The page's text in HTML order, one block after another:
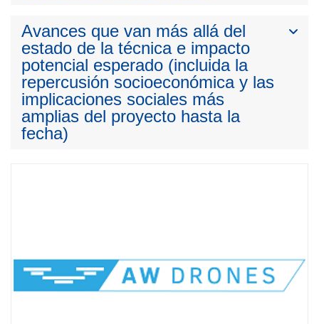
Avances que van más allá del
estado de la técnica e impacto
potencial esperado (incluida la
repercusión socioeconómica y las
implicaciones sociales más
amplias del proyecto hasta la
fecha)